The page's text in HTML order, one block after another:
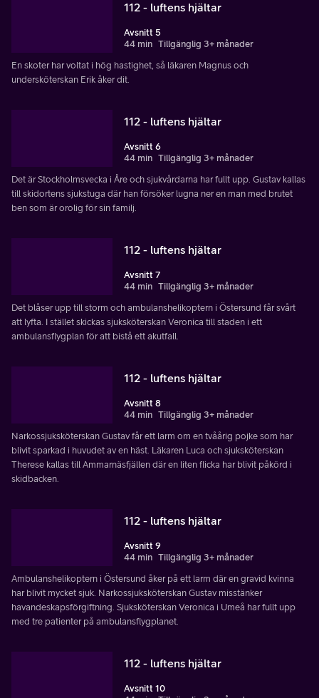
112 - luftens hjältar
Avsnitt 5
44 min Tillgänglig 3+ månader
En skoter har voltat i hög hastighet, så läkaren Magnus och
undersköterskan Erik åker dit.
112 - luftens hjältar
Avsnitt 6
44 min Tillgänglig 3+ månader
Det är Stockholmsvecka i Åre och sjukvårdarna har fullt upp. Gustav kallas
till skidortens sjukstuga där han försöker lugna ner en man med brutet
ben som är orolig för sin familj.
112 - luftens hjältar
Avsnitt 7
44 min Tillgänglig 3+ månader
Det blåser upp till storm och ambulanshelikoptern i Östersund får svårt
att lyfta. I stället skickas sjuksköterskan Veronica till staden i ett
ambulansflygplan för att bistå ett akutfall.
112 - luftens hjältar
Avsnitt 8
44 min Tillgänglig 3+ månader
Narkossjuksköterskan Gustav får ett larm om en tvåårig pojke som har
blivit sparkad i huvudet av en häst. Läkaren Luca och sjuksköterskan
Therese kallas till Ammarnäsfjällen där en liten flicka har blivit påkörd i
skidbacken.
112 - luftens hjältar
Avsnitt 9
44 min Tillgänglig 3+ månader
Ambulanshelikoptern i Östersund åker på ett larm där en gravid kvinna
har blivit mycket sjuk. Narkossjuksköterskan Gustav misstänker
havandeskapsförgiftning. Sjuksköterskan Veronica i Umeå har fullt upp
med tre patienter på ambulansflygplanet.
112 - luftens hjältar
Avsnitt 10